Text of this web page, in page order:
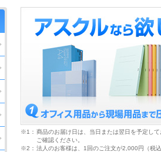
※1： 商品のお届け日は、当日または翌日を予定し
ご確認ください。
※2： 法人のお客様は、1回のご注文が2,000円（税